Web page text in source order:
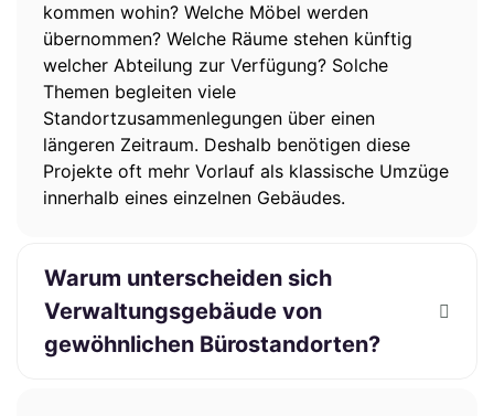
kommen wohin? Welche Möbel werden
übernommen? Welche Räume stehen künftig
welcher Abteilung zur Verfügung? Solche
Themen begleiten viele
Standortzusammenlegungen über einen
längeren Zeitraum. Deshalb benötigen diese
Projekte oft mehr Vorlauf als klassische Umzüge
innerhalb eines einzelnen Gebäudes.
Warum unterscheiden sich
Verwaltungsgebäude von
gewöhnlichen Bürostandorten?